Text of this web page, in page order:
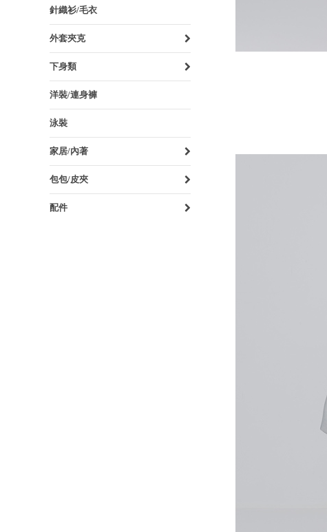
針織衫/毛衣
外套夾克
下身類
洋裝/連身褲
泳裝
家居/內著
包包/皮夾
配件